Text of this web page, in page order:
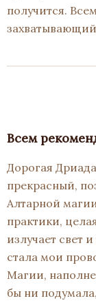
получится.
Всем
Дорогая
прекрасный,
Алтарной
практики,
излучает свет
стала мои
Магии,
бы ни